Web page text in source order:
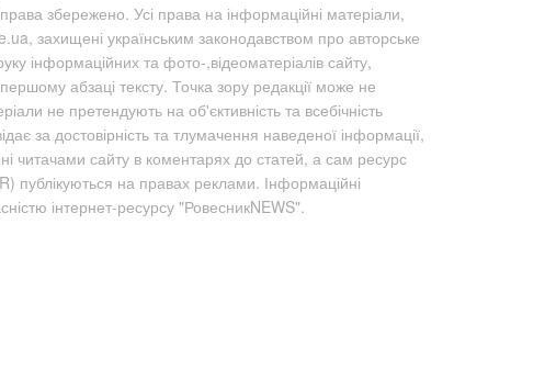
збережено. Усі права на інформаційні матеріали,
захищені українським законодавством про авторське
інформаційних та фото-,відеоматеріалів сайту,
абзаці тексту. Точка зору редакції може не
не претендують на об'єктивність та всебічність
за достовірність та тлумачення наведеної інформації,
читачами сайту в коментарях до статей, а сам ресурс
публікуються на правах реклами. Інформаційні
інтернет-ресурсу "РовесникNEWS".